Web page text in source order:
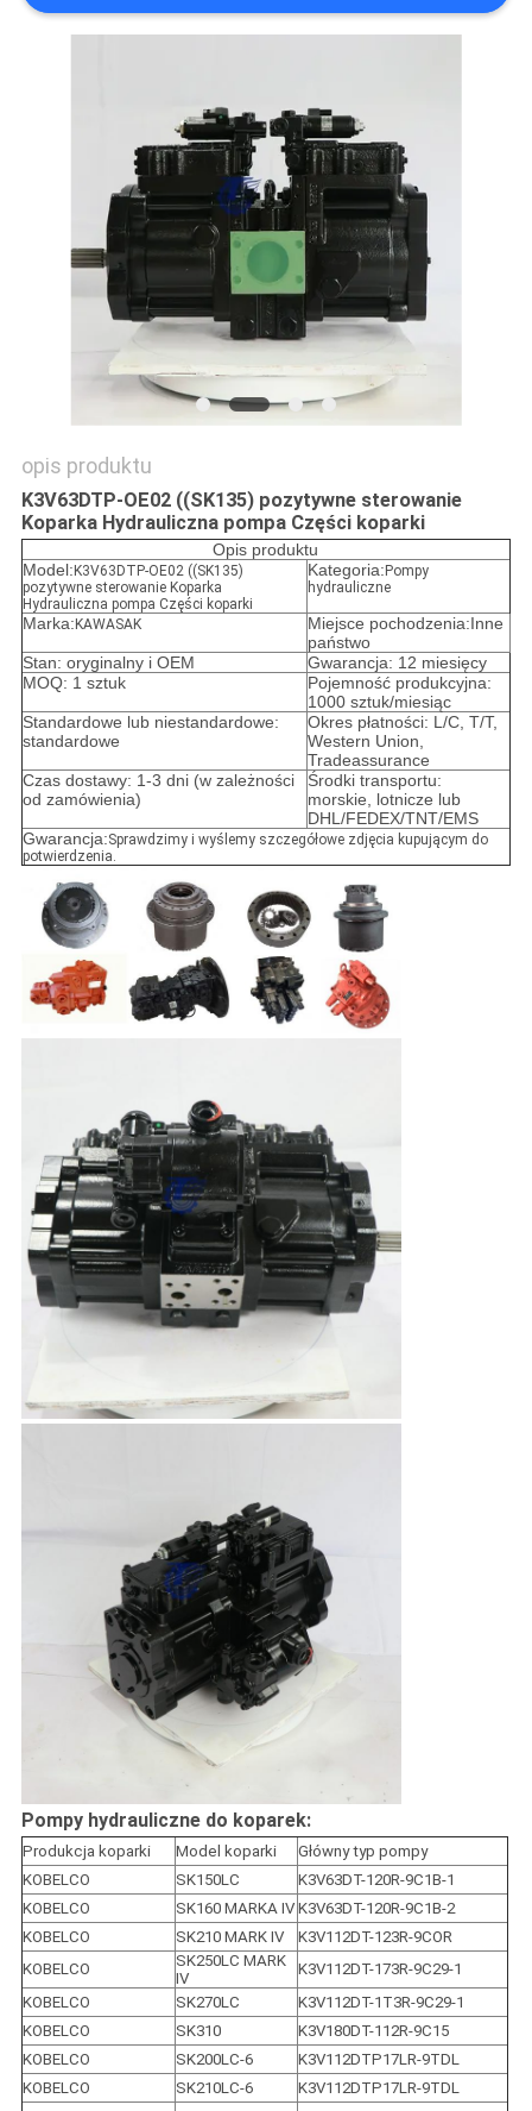
WSZYSTKIE
POPROSIĆ
WYCENĘ
SITEMAP
POLITYKA
PRYWATNOŚCI
opis produktu
K3V63DTP-OE02 ((SK135) pozytywne sterowanie
Koparka Hydrauliczna pompa Części koparki
Opis produktu
Model: K3V63DTP-OE02 ((SK135)
pozytywne sterowanie Koparka
Hydrauliczna pompa Części koparki
Kategoria: Pompy
hydrauliczne
Marka: KAWASAK
Miejsce pochodzenia:Inne
państwo
Stan: oryginalny i OEM
Gwarancja: 12 miesięcy
MOQ: 1 sztuk
Pojemność produkcyjna:
1000 sztuk/miesiąc
Standardowe lub niestandardowe:
standardowe
Okres płatności: L/C, T/T,
Western Union,
Tradeassurance
Czas dostawy: 1-3 dni (w zależności
od zamówienia)
Środki transportu:
morskie, lotnicze lub
DHL/FEDEX/TNT/EMS
Gwarancja:Sprawdzimy i wyślemy szczegółowe zdjęcia kupującym do
potwierdzenia.
Pompy hydrauliczne do koparek:
Produkcja koparki Model koparki
Główny typ pompy
KOBELCO
SK150LC
K3V63DT-120R-9C1B-1
KOBELCO
SK160 MARKA IV K3V63DT-120R-9C1B-2
KOBELCO
SK210 MARK IV
K3V112DT-123R-9COR
KOBELCO
SK250LC MARK
IV
K3V112DT-173R-9C29-1
KOBELCO
SK270LC
K3V112DT-1T3R-9C29-1
KOBELCO
SK310
K3V180DT-112R-9C15
KOBELCO
SK200LC-6
K3V112DTP17LR-9TDL
KOBELCO
SK210LC-6
K3V112DTP17LR-9TDL